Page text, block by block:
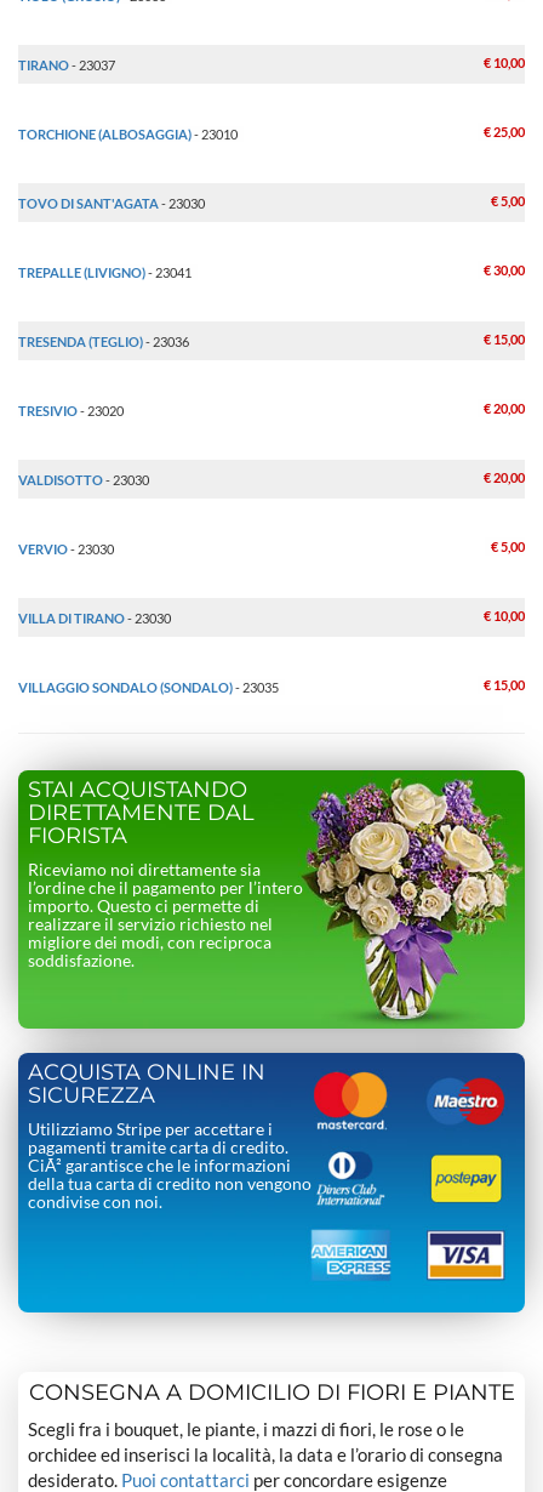
TIRANO- 23037 € 10,00
TORCHIONE (ALBOSAGGIA)- 23010 € 25,00
TOVO DI SANT'AGATA- 23030 € 5,00
TREPALLE (LIVIGNO)- 23041 € 30,00
TRESENDA (TEGLIO)- 23036 € 15,00
TRESIVIO- 23020 € 20,00
VALDISOTTO- 23030 € 20,00
VERVIO- 23030 € 5,00
VILLA DI TIRANO- 23030 € 10,00
VILLAGGIO SONDALO (SONDALO)- 23035 € 15,00
STAI ACQUISTANDO
DIRETTAMENTE DAL
FIORISTA
Riceviamo noi direttamente sia
l’ordine che il pagamento per l’intero
importo. Questo ci permette di
realizzare il servizio richiesto nel
migliore dei modi, con reciproca
soddisfazione.
ACQUISTA ONLINE IN
SICUREZZA
Utilizziamo Stripe per accettare i
pagamenti tramite carta di credito.
CiÃ² garantisce che le informazioni
della tua carta di credito non vengono
condivise con noi.
CONSEGNA A DOMICILIO DI FIORI E PIANTE
Scegli fra i bouquet, le piante, i mazzi di fiori, le rose o le
orchidee ed inserisci la località, la data e l’orario di consegna
desiderato. Puoi contattarci per concordare esigenze